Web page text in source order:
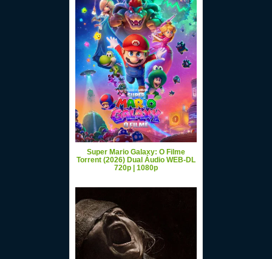
Super Mario Galaxy: O Filme
Torrent (2026) Dual Áudio WEB-DL
720p | 1080p